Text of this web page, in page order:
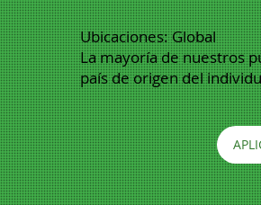
Ubicaciones: Global
La mayoría de nuestros
país de origen del